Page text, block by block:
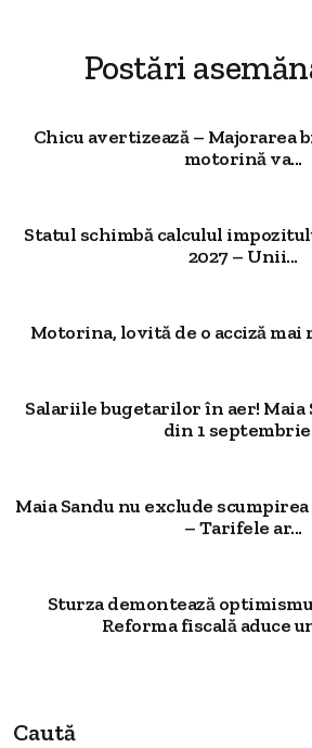
Postări
Chicu avertizează – Majorarea
motorină va...
Statul schimbă calculul
2027 – Unii...
Motorina, lovită de o acciză mai
Salariile bugetarilor în aer! Maia
din 1
Maia Sandu nu exclude
– Tarifele ar...
Sturza demontează
Reforma fiscală aduce
Caută